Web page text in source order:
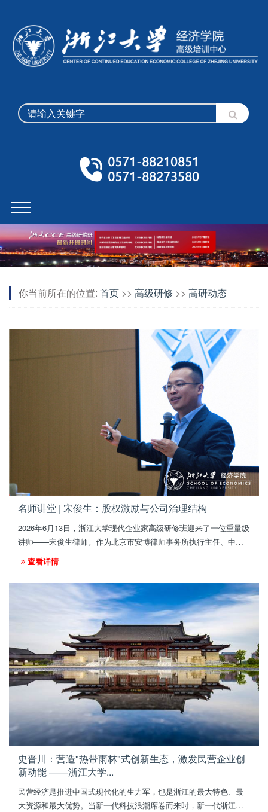
你当前所在的位置: 首页 >> 高级研修 >> 高研动态
名师讲堂 | 宋俊生：股权激励与公司治理结构
2026年6月13日，浙江大学现代企业家高级研修班迎来了一位重量级
讲师——宋俊生律师。作为北京市安博律师事务所执行主任、中视
协影视机构委员会常务理事，宋老师以其深厚的法律功底与丰富的
商战案例，为在场学员呈现了一场“听得懂、带得走、用得上”的股权
智慧盛宴。
查看详情
史晋川：营造"热带雨林"式创新生态，激发民营企业创
新动能 ——浙江大学...
民营经济是推进中国式现代化的生力军，也是浙江的最大特色、最
大资源和最大优势。当新一代科技浪潮席卷而来时，新一代浙江民